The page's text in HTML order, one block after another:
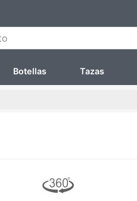
Botellas Tazas